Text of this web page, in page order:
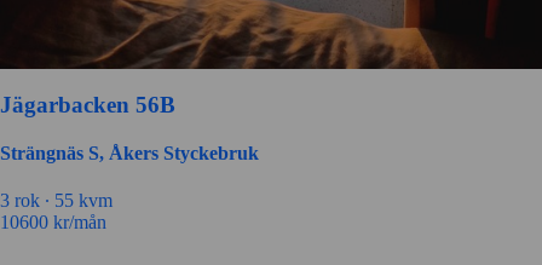
Jägarbacken 56B
Strängnäs S, Åkers Styckebruk
3 rok ∙ 55 kvm
10600 kr/mån